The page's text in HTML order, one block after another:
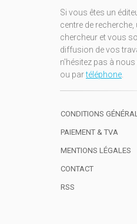
Si vous êtes un
centre de recherche,
chercheur et vous
diffusion de vos
n'hésitez pas à
ou partéléphone.
CONDITIONS
PAIEMENT & TVA
MENTIONS LÉGALES
CONTACT
RSS